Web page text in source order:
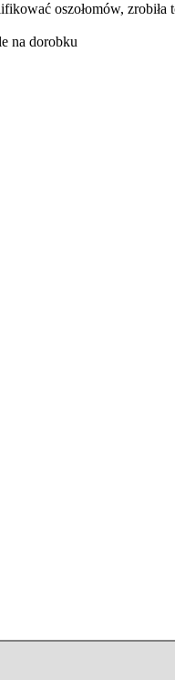
oszołomów,
na dorobku